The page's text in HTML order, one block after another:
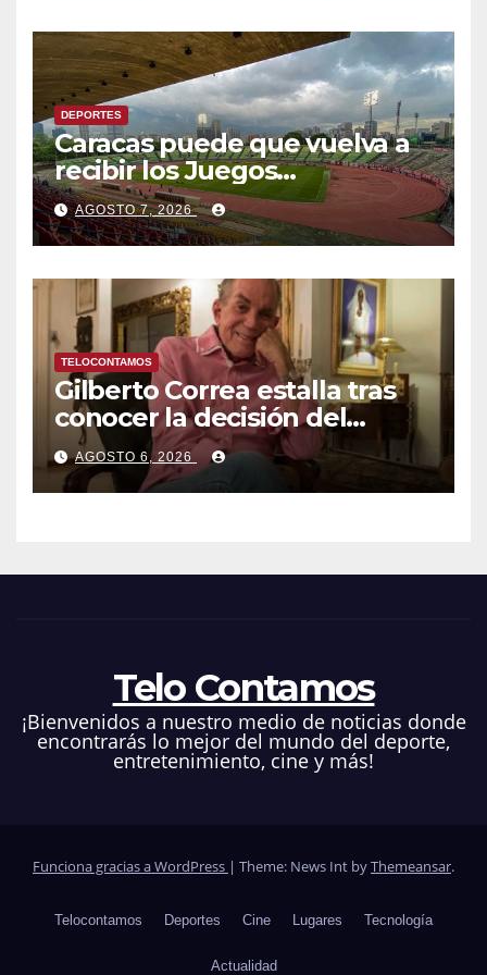
DEPORTES
Caracas puede que vuelva a
recibir los Juegos
Centroamericanos y del
Caribe tras mas de 70 años
AGOSTO 7, 2026
TELOCONTAMOS
Gilberto Correa estalla tras
conocer la decisión del
tribunal en su caso
AGOSTO 6, 2026
Telo Contamos
¡Bienvenidos a nuestro medio de noticias donde
encontrarás lo mejor del mundo del deporte,
entretenimiento, cine y más!
Funciona gracias a WordPress | Theme: News Int byThemeansar.
Telocontamos Deportes Cine Lugares Tecnología
Actualidad